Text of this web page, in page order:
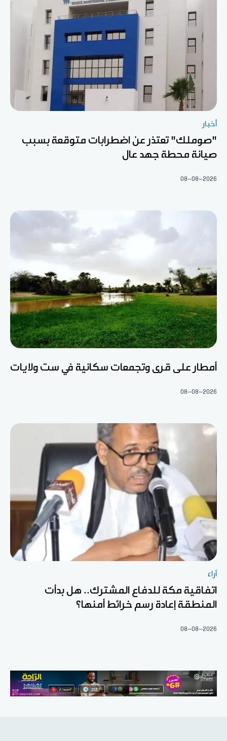
أخبار
"صوملك" تعتذر عن اضطرابات متوقعة بسبب
صيانة محطة جهد عال
08-08-2026
أمطار على قرى وتجمعات سكانية في ست ولايات
08-08-2026
آراء
اتفاقية مكة للدفاع المشترك.. هل بدأت
المنطقة إعادة رسم خرائط أمنها؟
08-08-2026